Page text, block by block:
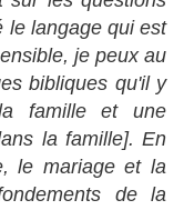
le langage qui est
je peux au
bibliques qu'il y
famille et une
la famille]. En
le mariage et la
de la